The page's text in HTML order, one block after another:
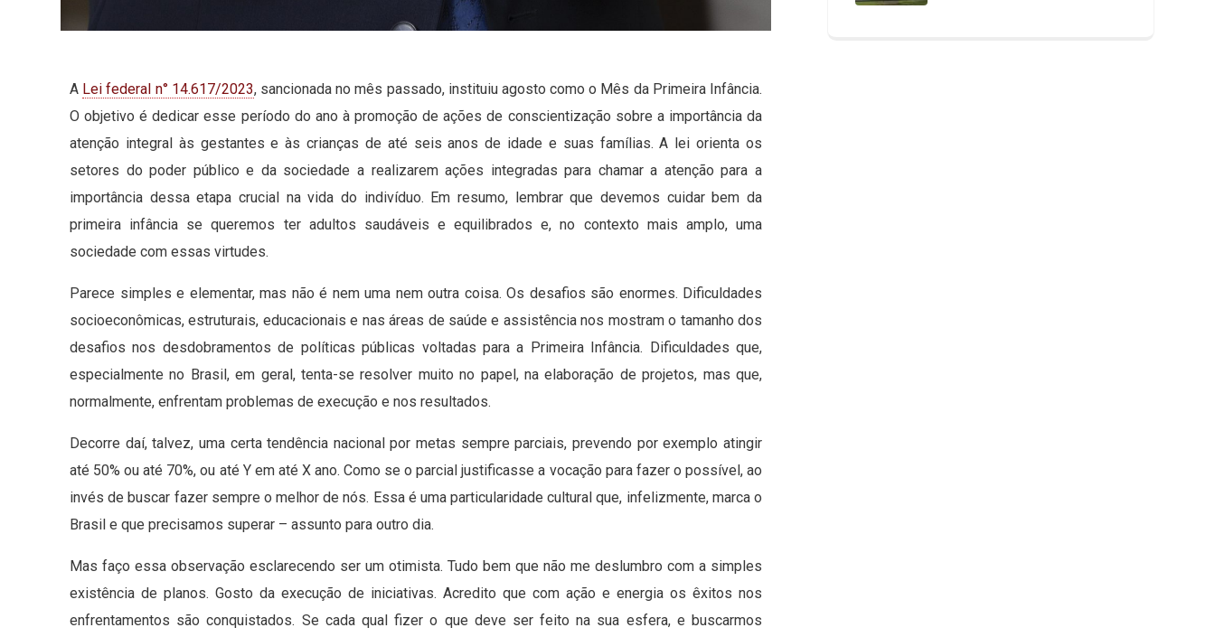
A Lei federal n° 14.617/2023, sancionada no mês passado, instituiu agosto como o Mês da Primeira Infância.
O objetivo é dedicar esse período do ano à promoção de ações de conscientização sobre a importância da
atenção integral às gestantes e às crianças de até seis anos de idade e suas famílias. A lei orienta os
setores do poder público e da sociedade a realizarem ações integradas para chamar a atenção para a
importância dessa etapa crucial na vida do indivíduo. Em resumo, lembrar que devemos cuidar bem da
primeira infância se queremos ter adultos saudáveis e equilibrados e, no contexto mais amplo, uma
sociedade com essas virtudes.
Parece simples e elementar, mas não é nem uma nem outra coisa. Os desafios são enormes. Dificuldades
socioeconômicas, estruturais, educacionais e nas áreas de saúde e assistência nos mostram o tamanho dos
desafios nos desdobramentos de políticas públicas voltadas para a Primeira Infância. Dificuldades que,
especialmente no Brasil, em geral, tenta-se resolver muito no papel, na elaboração de projetos, mas que,
normalmente, enfrentam problemas de execução e nos resultados.
Decorre daí, talvez, uma certa tendência nacional por metas sempre parciais, prevendo por exemplo atingir
até 50% ou até 70%, ou até Y em até X ano. Como se o parcial justificasse a vocação para fazer o possível, ao
invés de buscar fazer sempre o melhor de nós. Essa é uma particularidade cultural que, infelizmente, marca o
Brasil e que precisamos superar – assunto para outro dia.
Mas faço essa observação esclarecendo ser um otimista. Tudo bem que não me deslumbro com a simples
existência de planos. Gosto da execução de iniciativas. Acredito que com ação e energia os êxitos nos
enfrentamentos são conquistados. Se cada qual fizer o que deve ser feito na sua esfera, e buscarmos